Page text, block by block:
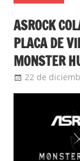
ASROCK
PLACA DE
MONSTER
22 de